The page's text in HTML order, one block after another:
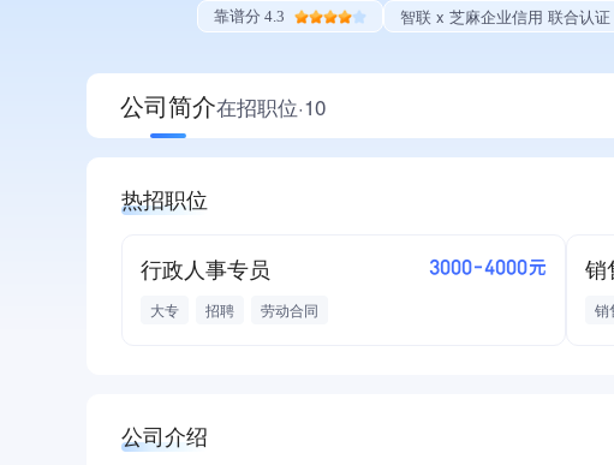
靠谱分 4.3 智联 x 芝麻企业信用 联合认证
公司简介在招职位·10
热招职位
行政人事专员 3000-4000元
大专 招聘 劳动合同
销
销
公司介绍